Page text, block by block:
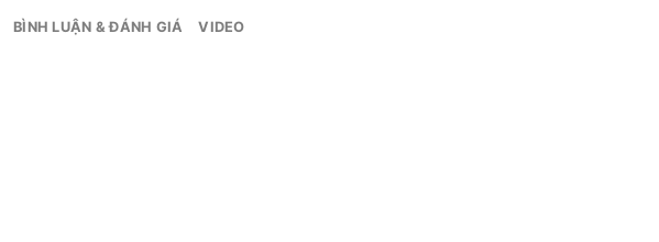
BÌNH LUẬN & ĐÁNH GIÁ VIDEO